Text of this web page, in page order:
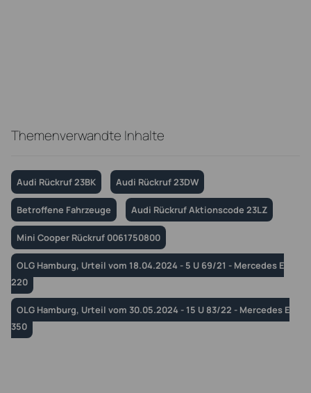
Themenverwandte Inhalte
Audi Rückruf 23BK Audi Rückruf 23DW
Betroffene Fahrzeuge Audi Rückruf Aktionscode 23LZ
Mini Cooper Rückruf 0061750800
OLG Hamburg, Urteil vom 18.04.2024 - 5 U 69/21 - Mercedes E
220
OLG Hamburg, Urteil vom 30.05.2024 - 15 U 83/22 - Mercedes E
350